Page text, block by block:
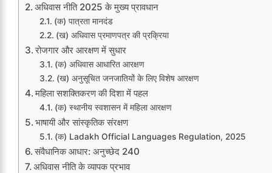
अधिवास नीति 2025 के मुख्य प्रावधान
(क) पात्रता मानदंड
(ख) अधिवास प्रमाणपत्र की प्रक्रिया
रोजगार और आरक्षण में सुधार
(क) अधिवास आधारित आरक्षण
(ख) अनुसूचित जनजातियों के लिए विशेष आरक्षण
महिला सशक्तिकरण की दिशा में पहल
(क) स्थानीय स्वशासन में महिला आरक्षण
भाषायी और सांस्कृतिक संरक्षण
(क) Ladakh Official Languages Regulation, 2025
संवैधानिक आधार: अनुच्छेद 240
अधिवास नीति के व्यापक प्रभाव